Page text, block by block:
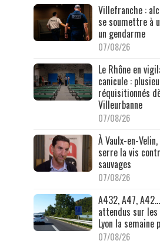
Villefranche :
se soumettre à
un gendarme
07/08/26
Le Rhône en
canicule :
réquisitionnés
Villeurbanne
07/08/26
À Vaulx-en-
serre la vis
sauvages
07/08/26
A432, A47,
attendus sur
Lyon la semaine
07/08/26